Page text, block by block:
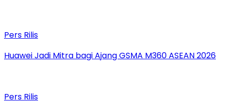
Pers Rilis
Huawei Jadi Mitra bagi Ajang GSMA M360 ASEAN 2026
Pers Rilis